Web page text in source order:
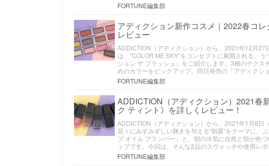
FORTUNE編集部
アディクション新作コスメ｜2022春コ
レビュー
ADDICTION（アディクション）から、2021年12月
は、“COLOR ME SKY”をコンセプトに展開される、
ション ザ ブラッシュ」をご紹介します。3種のテク
めのカラーをピックアップ。同日発売の「アディクシ
FORTUNE編集部
ADDICTION（アディクション）2021春
ク ティント》を詳しくレビュー！
ADDICTION（アディクション）から、2021年1月8
花々にみずみずしい輝きを与える“朝露”をテーマに、
プ オイル プランパー』と、朝の冷気に自然と頬が色
ップです。今回は、そんな2品のスウォッチや使用レポ
FORTUNE編集部